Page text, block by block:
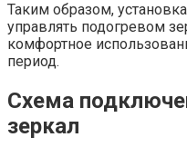
Таким образом,
управлять подогревом
комфортное
период.
Схема
зеркал